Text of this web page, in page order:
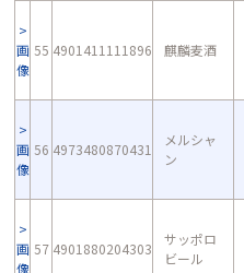
画
像
55 4901411111896 麒麟麦酒
画
像
56 4973480870431
メルシャ
ン
画
像
57 4901880204303
サッポロ
ビール